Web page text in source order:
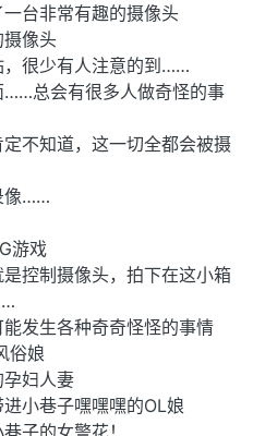
台非常有趣的摄像头
像头
，很少有人注意的到……
……总会有很多人做奇怪的事
不知道，这一切全都会被摄
像……
游戏
控制摄像头，拍下在这小箱
发生各种奇奇怪怪的事情
俗娘
妇人妻
小巷子嘿嘿嘿的OL娘